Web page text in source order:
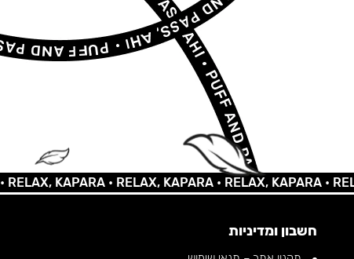
KAPARA •RELAX, KAPARA •RELAX, KAPARA •RELAX,
חשבון ומדיניות